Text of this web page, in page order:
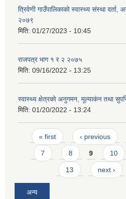
त्रिवेणी गाउँपालिकाकाे स्वास्थ्य संस्था दर्ता,
२०७९
मिति: 01/27/2023 - 10:45
राजपत्र भाग १ र २ २०७५
मिति: 09/16/2022 - 13:25
स्वास्थ्य क्षेत्रकाे अनुगमन, मूल्याकंन तथा
मिति: 01/20/2022 - 13:24
Pages
« first ‹ previous
7 8 9 10
13 next ›
अन्य